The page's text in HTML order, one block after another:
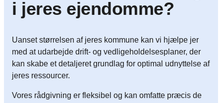
i jeres ejendomme?
Uanset størrelsen af jeres kommune kan vi hjælpe jer
med at udarbejde drift- og vedligeholdelsesplaner, der
kan skabe et detaljeret grundlag for optimal udnyttelse af
jeres ressourcer.
Vores rådgivning er fleksibel og kan omfatte præcis de